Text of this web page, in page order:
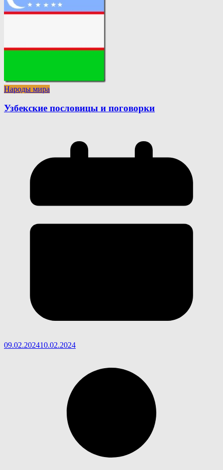
Народы мира
Узбекские пословицы и поговорки
09.02.202410.02.2024